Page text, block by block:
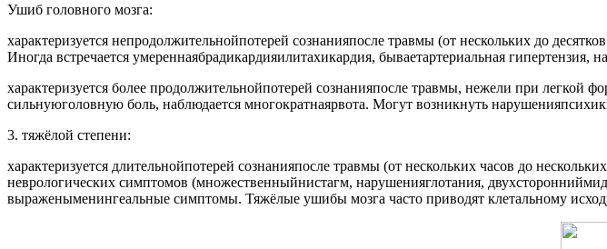
Ушиб головного мозга:
характеризуется непродолжительнойпотерей сознанияпосле травмы (от нескольких до
Иногда встречается умереннаябрадикардияилитахикардия, бываетартериальная
характеризуется более продолжительнойпотерей сознанияпосле травмы, нежели при легкой
сильнуюголовную боль, наблюдается многократнаярвота. Могут возникнуть
3. тяжёлой степени:
характеризуется длительнойпотерей сознанияпосле травмы (от нескольких часов до
неврологических симптомов (множественныйнистагм, нарушенияглотания,
выраженыменингеальные симптомы. Тяжёлые ушибы мозга часто приводят клетальному